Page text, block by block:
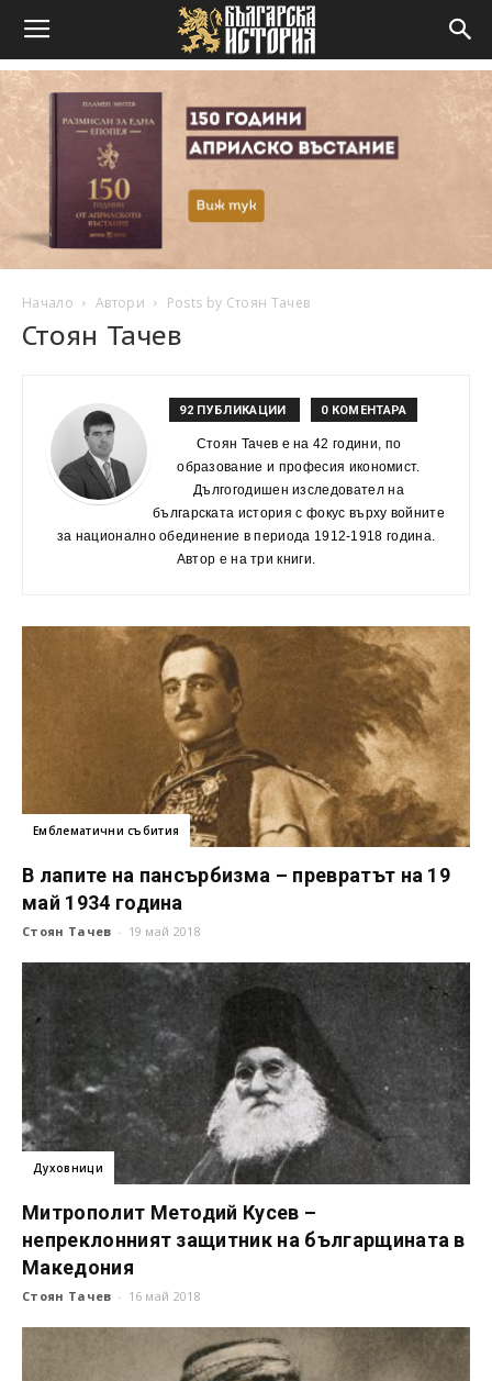
Начало Автори Posts by Стоян Тачев
Стоян Тачев
92 ПУБЛИКАЦИИ 0 КОМЕНТАРА
Стоян Тачев е на 42 години, по
образование и професия икономист.
Дългогодишен изследовател на
българската история с фокус върху войните
за национално обединение в периода 1912-1918 година.
Автор е на три книги.
Емблематични събития
В лапите на пансърбизма – превратът на 19
май 1934 година
Стоян Тачев - 19 май 2018
Духовници
Митрополит Методий Кусев –
непреклонният защитник на българщината в
Македония
Стоян Тачев - 16 май 2018